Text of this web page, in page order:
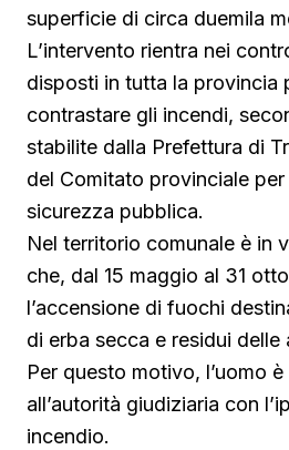
superficie di circa duemila
L’intervento rientra nei
disposti in tutta la provincia
contrastare gli incendi,
stabilite dalla Prefettura di
del Comitato provinciale per
sicurezza pubblica.
Nel territorio comunale è in
che, dal 15 maggio al 31
l’accensione di fuochi
di erba secca e residui delle
Per questo motivo, l’uomo
all’autorità giudiziaria con
incendio.